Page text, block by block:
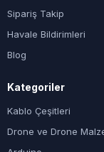
Sipariş Takip
Havale Bildirimleri
Blog
Kategoriler
Kablo Çeşitleri
Drone ve Drone